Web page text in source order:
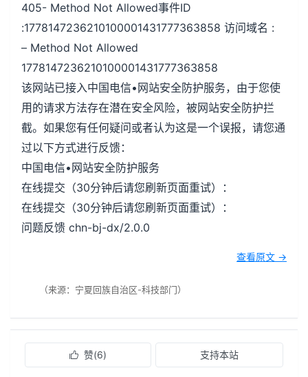
405- Method Not Allowed事件ID
:1778147236210100001431777363858 访问域名 :
– Method Not Allowed
1778147236210100001431777363858
该网站已接入中国电信•网站安全防护服务，由于您使
用的请求方法存在潜在安全风险，被网站安全防护拦
截。如果您有任何疑问或者认为这是一个误报，请您通
过以下方式进行反馈：
中国电信•网站安全防护服务
在线提交（30分钟后请您刷新页面重试）：
在线提交（30分钟后请您刷新页面重试）：
问题反馈 chn-bj-dx/2.0.0
查看原文 →
（来源：宁夏回族自治区-科技部门）
 赞(6) 支持本站